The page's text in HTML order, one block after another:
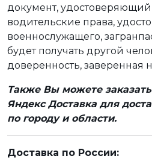
документ, удостоверяющий
водительские права,
военнослужащего,
будет получать другой
доверенность, заверенная
Также Вы можете
Яндекс Доставка для
по городу и области.
Доставка по России: